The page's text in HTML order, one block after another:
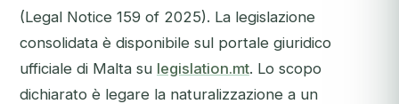
(Legal Notice 159 of 2025). La legislazione
consolidata è disponibile sul portale giuridico
ufficiale di Malta su legislation.mt. Lo scopo
dichiarato è legare la naturalizzazione a un